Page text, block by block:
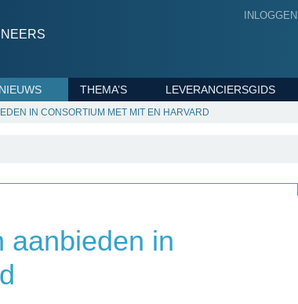
INLOGGEN
THEMA’S LEVERANCIERSGIDS
IN CONSORTIUM MET MIT EN HARVARD
aanbieden in